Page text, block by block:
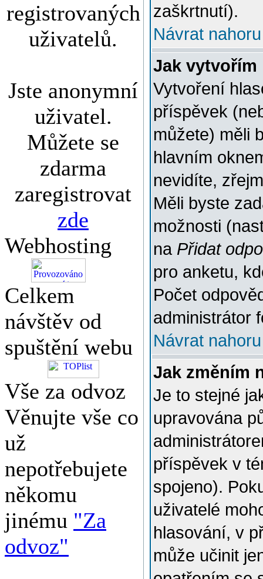
registrovaných
uživatelů.
Jste anonymní
uživatel.
Můžete se
zdarma
zaregistrovat
zde
Webhosting
Celkem
návštěv od
spuštění webu
Vše za odvoz
Věnujte vše co
už
nepotřebujete
někomu
jinému "Za
odvoz"
zaškrtnutí).
Návrat nahoru
Jak vytvořím
Vytvoření
příspěvek
můžete) měli
hlavním
nevidíte,
Měli byste
možnosti
na Přidat
pro anketu,
Počet
administrátor
Návrat nahoru
Jak změním
Je to stejné
upravována
příspěvek v
spojeno).
uživatelé
hlasování, v
může učinit